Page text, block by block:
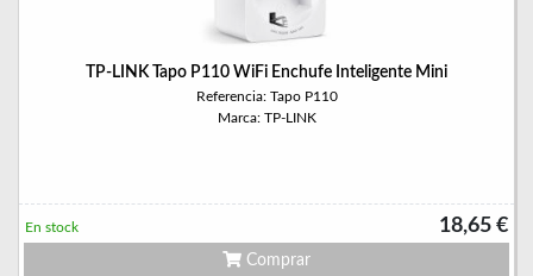
TP-LINK Tapo P110 WiFi Enchufe Inteligente Mini
Referencia: Tapo P110
Marca: TP-LINK
18,65 €
En stock
Comprar